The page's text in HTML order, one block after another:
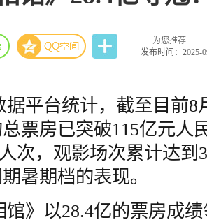
为您推荐
发布时间：2025-
据平台统计，截至目前8
票房已突破115亿元人
次，观影场次累计达到
暑期档的表现。
馆》以28.4亿的票房成